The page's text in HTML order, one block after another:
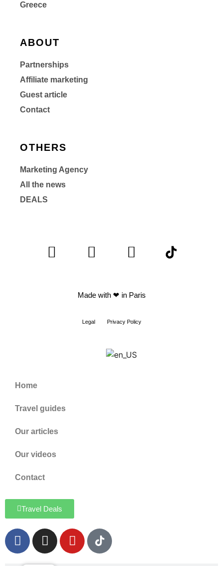
Greece
ABOUT
Partnerships
Affiliate marketing
Guest article
Contact
OTHERS
Marketing Agency
All the news
DEALS
Made with ❤ in Paris
Legal Privacy Policy
Home
Travel guides
Our articles
Our videos
Contact
Travel Deals